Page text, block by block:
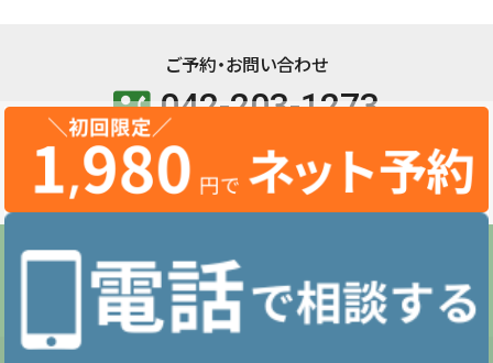
ご予約・お問い合わせ
contact_phone 042-203-1273
smartphoneご予約は24時間受付中
みなもと整骨院 / 〒183-0027 東京都府中市本町２丁目２０−４４ 本町ストア
1F / 府中本町駅より徒歩1分 分倍河原駅から750m 府中(東京)駅から770m
本町二丁目バス停から180m /contact_phone042-203-1273